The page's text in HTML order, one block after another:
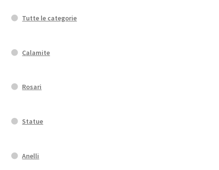
Tutte le categorie
Calamite
Rosari
Statue
Anelli